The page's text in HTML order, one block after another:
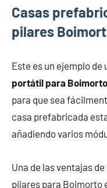
Casas
pilares
Este es un ejemplo de
portátil para Boimorto
para que sea
casa prefabricada
añadiendo varios
Una de las ventajas
pilares para Boimorto